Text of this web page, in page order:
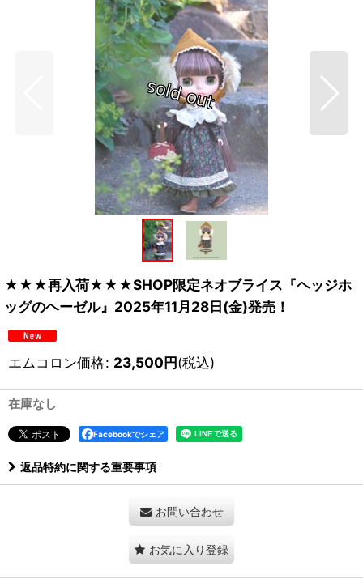
★★★再入荷★★★SHOP限定ネオブライス『ヘッジホ
ッグのヘーゼル』2025年11月28日(金)発売！
エムコロン価格: 23,500円(税込)
在庫なし
Facebookでシェア
返品特約に関する重要事項
お問い合わせ
お気に入り登録